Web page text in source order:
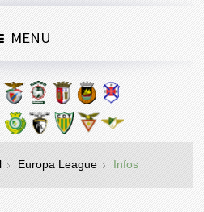
MENU
Europa League Infos